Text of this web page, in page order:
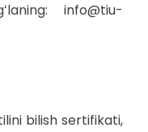
info@tiu-
bilish sertifikati,